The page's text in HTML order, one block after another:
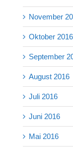
November
Oktober 2016
September
August 2016
Juli 2016
Juni 2016
Mai 2016